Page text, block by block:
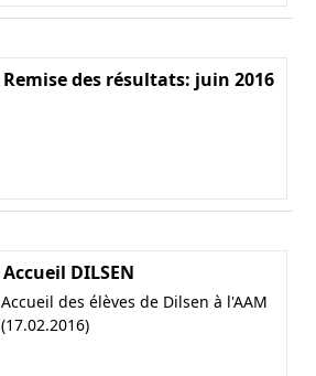
Remise des résultats: juin 2016
Accueil DILSEN
Accueil des élèves de Dilsen à l'AAM
(17.02.2016)